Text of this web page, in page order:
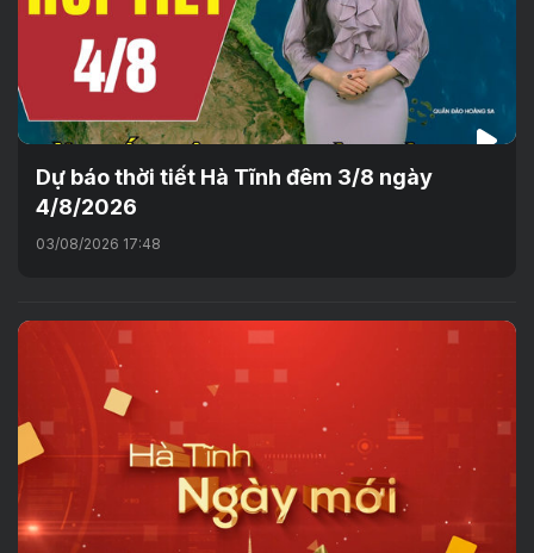
Dự báo thời tiết Hà Tĩnh đêm 3/8 ngày
4/8/2026
03/08/2026 17:48